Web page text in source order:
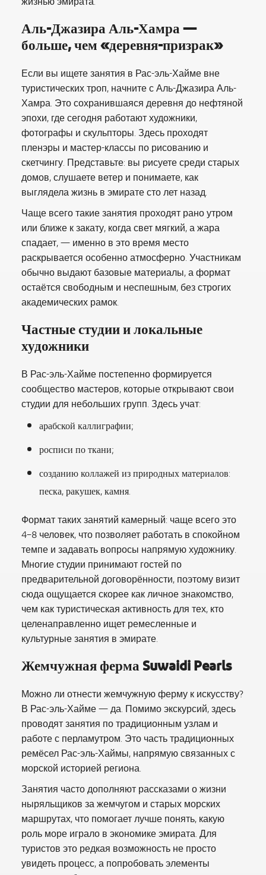
Аль-Джазира Аль-Хамра —
больше, чем «деревня-призрак»
Если вы ищете занятия в Рас-эль-Хайме вне
туристических троп, начните с Аль-Джазира Аль-
Хамра. Это сохранившаяся деревня до нефтяной
эпохи, где сегодня работают художники,
фотографы и скульпторы. Здесь проходят
пленэры и мастер-классы по рисованию и
скетчингу. Представьте: вы рисуете среди старых
домов, слушаете ветер и понимаете, как
выглядела жизнь в эмирате сто лет назад.
Чаще всего такие занятия проходят рано утром
или ближе к закату, когда свет мягкий, а жара
спадает, — именно в это время место
раскрывается особенно атмосферно. Участникам
обычно выдают базовые материалы, а формат
остаётся свободным и неспешным, без строгих
академических рамок.
Частные студии и локальные
художники
В Рас-эль-Хайме постепенно формируется
сообщество мастеров, которые открывают свои
студии для небольших групп. Здесь учат:
арабской каллиграфии;
росписи по ткани;
созданию коллажей из природных материалов:
песка, ракушек, камня.
Формат таких занятий камерный: чаще всего это
4–8 человек, что позволяет работать в спокойном
темпе и задавать вопросы напрямую художнику.
Многие студии принимают гостей по
предварительной договорённости, поэтому визит
сюда ощущается скорее как личное знакомство,
чем как туристическая активность для тех, кто
целенаправленно ищет ремесленные и
культурные занятия в эмирате.
Жемчужная ферма Suwaidi Pearls
Можно ли отнести жемчужную ферму к искусству?
В Рас-эль-Хайме — да. Помимо экскурсий, здесь
проводят занятия по традиционным узлам и
работе с перламутром. Это часть традиционных
ремёсел Рас-эль-Хаймы, напрямую связанных с
морской историей региона.
Занятия часто дополняют рассказами о жизни
ныряльщиков за жемчугом и старых морских
маршрутах, что помогает лучше понять, какую
роль море играло в экономике эмирата. Для
туристов это редкая возможность не просто
увидеть процесс, а попробовать элементы